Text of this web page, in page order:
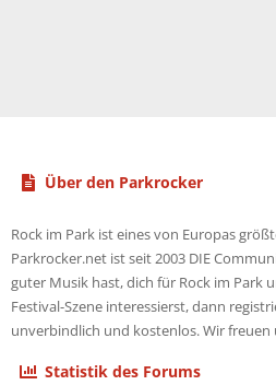
Über den Parkrocker
Rock im Park ist eines von Europas
Parkrocker.net ist seit 2003 DIE
guter Musik hast, dich für Rock im Park
Festival-Szene interessierst, dann
unverbindlich und kostenlos. Wir freuen
Statistik des Forums